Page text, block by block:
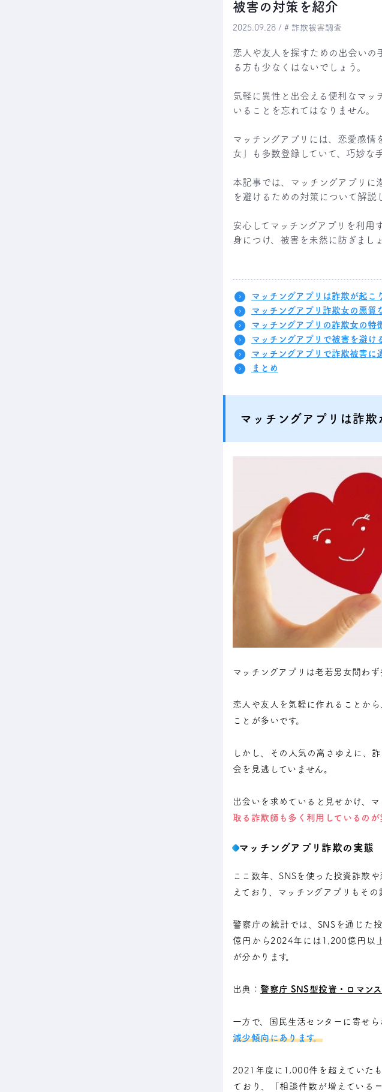
被害の対策を紹介
2025.09.28 / # 詐欺被害調査
恋人や友人を探すための出会いの
る方も少なくはないでしょう。
気軽に異性と出会える便利なマッ
いることを忘れてはなりません。
マッチングアプリには、恋愛感情
女」も多数登録していて、巧妙な
本記事では、マッチングアプリに
を避けるための対策について解説
安心してマッチングアプリを利用
身につけ、被害を未然に防ぎましょ
マッチングアプリは詐欺が起こ
マッチングアプリ詐欺女の悪質
マッチングアプリの詐欺女の特
マッチングアプリで被害を避け
マッチングアプリで詐欺被害に
まとめ
マッチングアプリは詐欺
マッチングアプリは老若男女問わず
恋人や友人を気軽に作れることか
ことが多いです。
しかし、その人気の高さゆえに、
会を見逃していません。
出会いを求めていると見せかけ、
取る詐欺師も多く利用しているのが
マッチングアプリ詐欺の実態
ここ数年、SNSを使った投資詐欺
えており、マッチングアプリもその
警察庁の統計では、SNSを通じた
億円から2024年には1,200億円以
が分かります。
出典：警察庁 SNS型投資・ロマン
一方で、国民生活センターに寄せ
減少傾向にあります。
2021年度に1,000件を超えていた
ており、「相談件数が増えている